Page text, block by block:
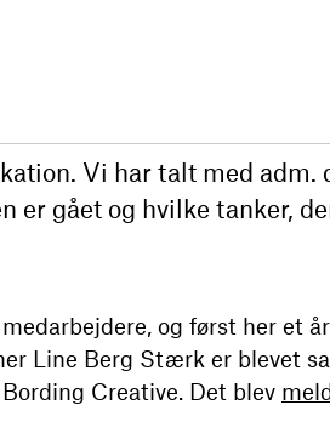
Vi har talt med adm.
er gået og hvilke tanker,
og først her et
Line Berg Stærk er blevet
Creative. Det blev